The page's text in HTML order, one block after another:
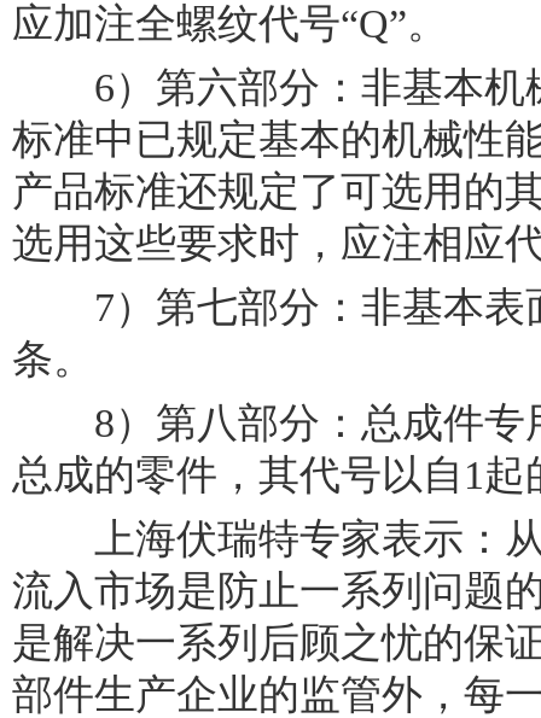
应加注全螺纹代号“Q”。
6）第六部分：非基本机
标准中已规定基本的机械性
产品标准还规定了可选用的
选用这些要求时，应注相应
7）第七部分：非基本表
条。
8）第八部分：总成件专
总成的零件，其代号以自1
上海伏瑞特专家表示：从
流入市场是防止一系列问题
是解决一系列后顾之忧的保
部件生产企业的监管外，每